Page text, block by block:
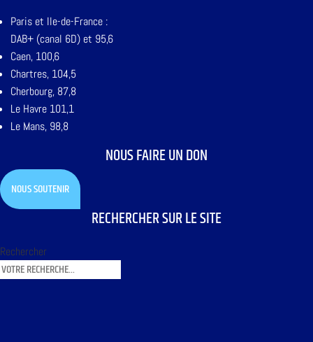
Paris et Ile-de-France :
DAB+ (canal 6D) et 95,6
Caen, 100,6
Chartres, 104,5
Cherbourg, 87,8
Le Havre 101,1
Le Mans, 98,8
NOUS FAIRE UN DON
NOUS SOUTENIR
RECHERCHER SUR LE SITE
Rechercher